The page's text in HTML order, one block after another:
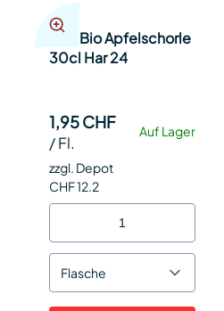
Fritz Bio Apfelschorle
30cl Har 24
Auf Lager
1,95 CHF
/Fl.
zzgl. Depot
CHF 12.2
Flasche